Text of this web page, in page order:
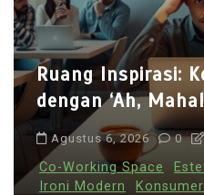
Ruang Inspirasi:
dengan ‘Ah,
Agustus 6, 2026 0
Co-Working Space
Ironi Modern